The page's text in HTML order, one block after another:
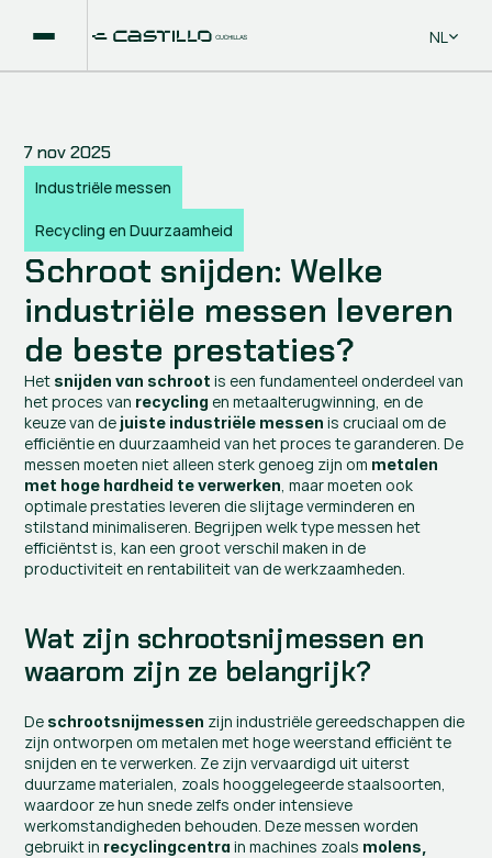
Select
NL
7 nov 2025
Industriële messen
Recycling en Duurzaamheid
Schroot snijden: Welke
industriële messen leveren
de beste prestaties?
Het snijden van schroot is een fundamenteel onderdeel van
het proces van recycling en metaalterugwinning, en de
keuze van de juiste industriële messen is cruciaal om de
efficiëntie en duurzaamheid van het proces te garanderen. De
messen moeten niet alleen sterk genoeg zijn om metalen
met hoge hardheid te verwerken, maar moeten ook
optimale prestaties leveren die slijtage verminderen en
stilstand minimaliseren. Begrijpen welk type messen het
efficiëntst is, kan een groot verschil maken in de
productiviteit en rentabiliteit van de werkzaamheden.
Wat zijn schrootsnijmessen en
waarom zijn ze belangrijk?
De schrootsnijmessen zijn industriële gereedschappen die
zijn ontworpen om metalen met hoge weerstand efficiënt te
snijden en te verwerken. Ze zijn vervaardigd uit uiterst
duurzame materialen, zoals hooggelegeerde staalsoorten,
waardoor ze hun snede zelfs onder intensieve
werkomstandigheden behouden. Deze messen worden
gebruikt in recyclingcentra in machines zoals molens,